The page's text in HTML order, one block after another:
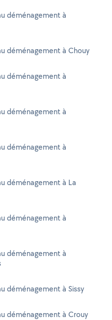
déménagement à
déménagement à Chouy
déménagement à
déménagement à
déménagement à
déménagement à La
déménagement à
déménagement à
déménagement à Sissy
déménagement à Crouy